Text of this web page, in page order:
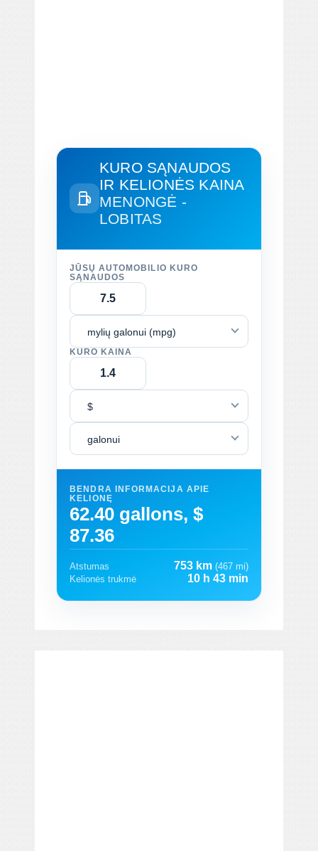
KURO SĄNAUDOS
IR KELIONĖS KAINA
MENONGĖ -
LOBITAS
JŪSŲ AUTOMOBILIO KURO
SĄNAUDOS
mylių galonui (mpg)
KURO KAINA
$
galonui
BENDRA INFORMACIJA APIE
KELIONĘ
62.40 gallons, $
87.36
Atstumas 753 km (467 mi)
Kelionės trukmė
10 h 43 min